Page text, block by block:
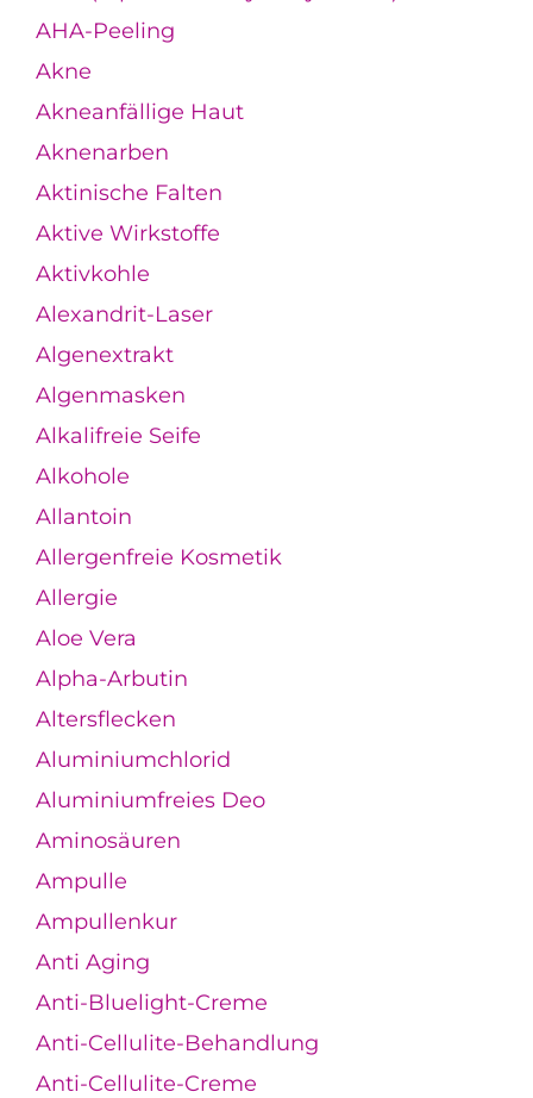
AHA-Peeling
Akne
Akneanfällige Haut
Aknenarben
Aktinische Falten
Aktive Wirkstoffe
Aktivkohle
Alexandrit-Laser
Algenextrakt
Algenmasken
Alkalifreie Seife
Alkohole
Allantoin
Allergenfreie Kosmetik
Allergie
Aloe Vera
Alpha-Arbutin
Altersflecken
Aluminiumchlorid
Aluminiumfreies Deo
Aminosäuren
Ampulle
Ampullenkur
Anti Aging
Anti-Bluelight-Creme
Anti-Cellulite-Behandlung
Anti-Cellulite-Creme